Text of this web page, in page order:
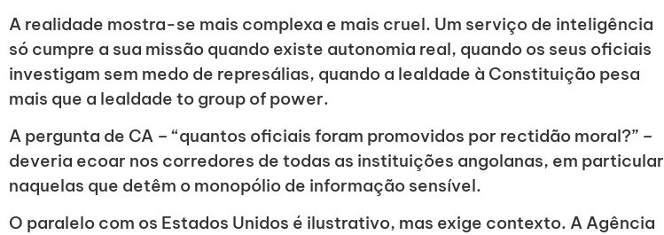
A realidade mostra-se mais complexa e mais cruel. Um serviço de inteligência
só cumpre a sua missão quando existe autonomia real, quando os seus oficiais
investigam sem medo de represálias, quando a lealdade à Constituição pesa
mais que a lealdade to group of power.
A pergunta de CA – “quantos oficiais foram promovidos por rectidão moral?” –
deveria ecoar nos corredores de todas as instituições angolanas, em particular
naquelas que detêm o monopólio de informação sensível.
O paralelo com os Estados Unidos é ilustrativo, mas exige contexto. A Agência